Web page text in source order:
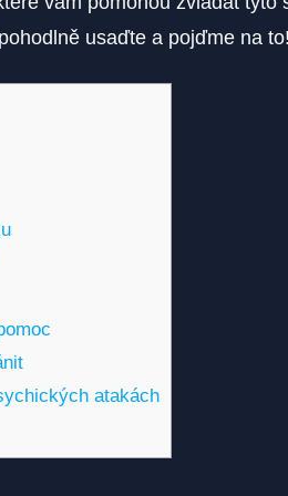
usaďte a pojďme na to!
atakách